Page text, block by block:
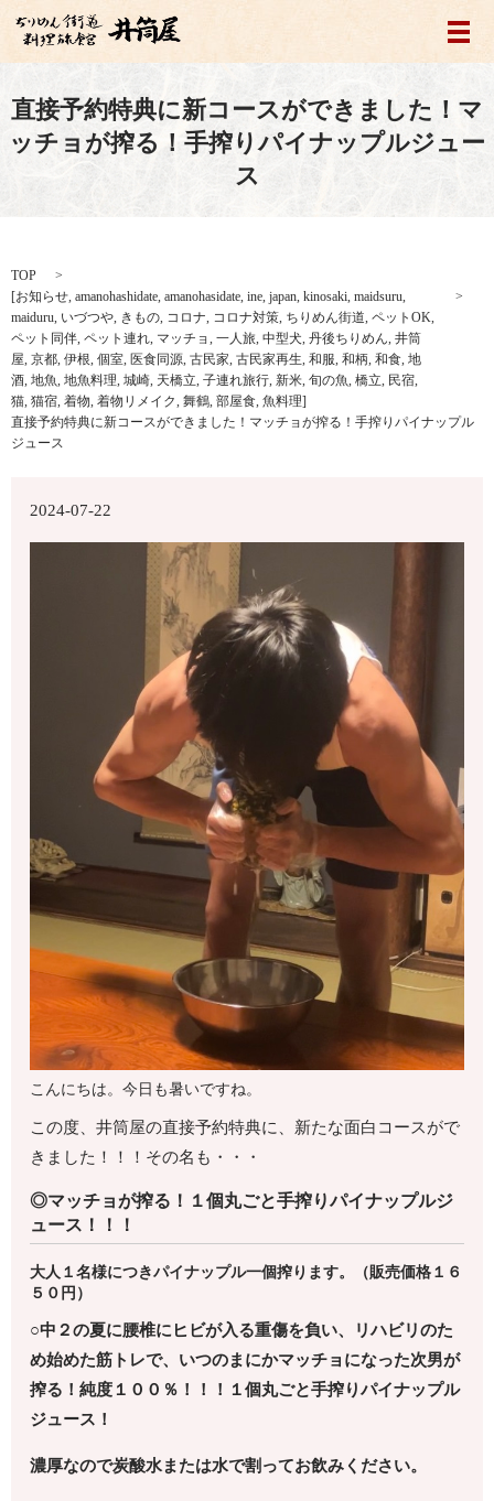
メ
直接予約特典に新コースができました！マ
ッチョが搾る！手搾りパイナップルジュー
ス
TOP
[お知らせ, amanohashidate, amanohasidate, ine, japan, kinosaki, maidsuru,
maiduru, いづつや, きもの, コロナ, コロナ対策, ちりめん街道, ペットOK,
ペット同伴, ペット連れ, マッチョ, 一人旅, 中型犬, 丹後ちりめん, 井筒
屋, 京都, 伊根, 個室, 医食同源, 古民家, 古民家再生, 和服, 和柄, 和食, 地
酒, 地魚, 地魚料理, 城崎, 天橋立, 子連れ旅行, 新米, 旬の魚, 橋立, 民宿,
猫, 猫宿, 着物, 着物リメイク, 舞鶴, 部屋食, 魚料理]
直接予約特典に新コースができました！マッチョが搾る！手搾りパイナップル
ジュース
2024-07-22
こんにちは。今日も暑いですね。
この度、井筒屋の直接予約特典に、新たな面白コースがで
きました！！！その名も・・・
◎マッチョが搾る！１個丸ごと手搾りパイナップルジ
ュース！！！
大人１名様につきパイナップル一個搾ります。（販売価格１６
５０円）
○中２の夏に腰椎にヒビが入る重傷を負い、リハビリのた
め始めた筋トレで、いつのまにかマッチョになった次男が
搾る！純度１００％！！！１個丸ごと手搾りパイナップル
ジュース！
濃厚なので炭酸水または水で割ってお飲みください。